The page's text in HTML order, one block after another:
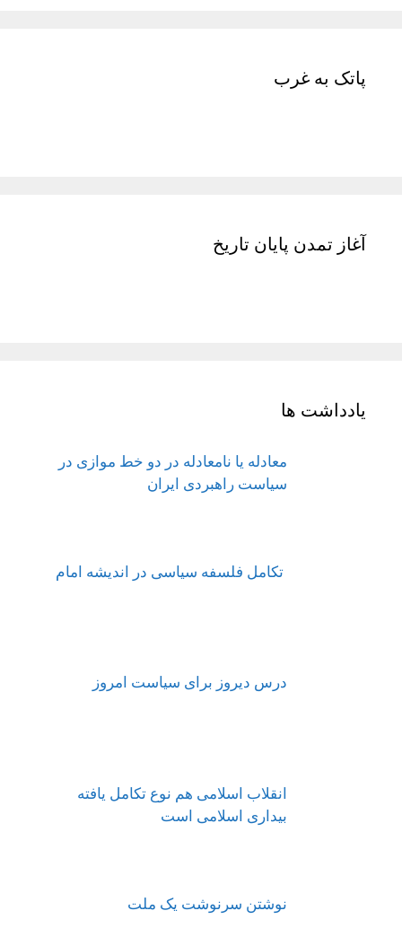
پاتک به غرب
آغاز تمدن پایان تاریخ
یادداشت ها
معادله یا نامعادله در دو خط موازی در
سیاست راهبردی ایران
تکامل فلسفه سیاسی در اندیشه امام
درس دیروز برای سیاست امروز
انقلاب اسلامی هم نوع تکامل یافته
بیداری اسلامی است
نوشتن سرنوشت یک ملت